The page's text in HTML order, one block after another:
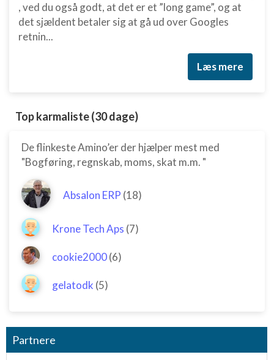
, ved du også godt, at det er et ”long game”, og at
det sjældent betaler sig at gå ud over Googles
retnin...
Læs mere
Top karmaliste (30 dage)
De flinkeste Amino’er der hjælper mest med
"Bogføring, regnskab, moms, skat m.m. "
Absalon ERP (18)
Krone Tech Aps (7)
cookie2000(6)
gelatodk (5)
Partnere